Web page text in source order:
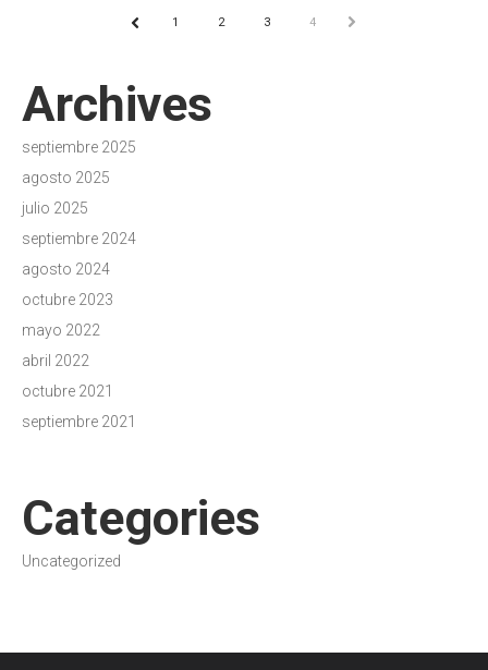
1 2 3 4 NEXT
Archives
septiembre 2025
agosto 2025
julio 2025
septiembre 2024
agosto 2024
octubre 2023
mayo 2022
abril 2022
octubre 2021
septiembre 2021
Categories
Uncategorized